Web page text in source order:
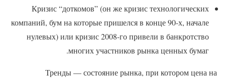
Кризис “доткомов” (он же кризис технологических
компаний, бум на которые пришелся в конце 90-х, начале
нулевых) или кризис 2008-го привели в банкротство
многих участников рынка ценных бумаг.
Тренды — состояние рынка, при котором цена на